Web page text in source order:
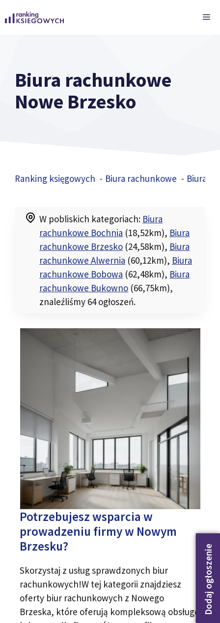
do
Biura rachunkowe
Nowe Brzesko
Ranking księgowych Biura rachunkowe Biura
Dodaj ogłoszenie
W pobliskich kategoriach: Biura
rachunkowe Bochnia (18,52km), Biura
rachunkowe Brzesko (24,58km), Biura
rachunkowe Alwernia (60,12km), Biura
rachunkowe Bobowa (62,48km), Biura
rachunkowe Bukowno (66,75km),
znaleźliśmy 64 ogłoszeń.
Potrzebujesz wsparcia w
prowadzeniu firmy w Nowym
Brzesku?
Skorzystaj z usług sprawdzonych biur
rachunkowych!W tej kategorii znajdziesz
oferty biur rachunkowych z Nowego
Brzeska, które oferują kompleksową obsługę